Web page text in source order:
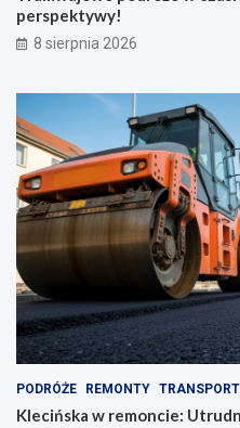
r
a
d
n
y
m
p
l
e
c
a
k
e
m
p
e
e
k
t
y
w
y
!
perspektywy!
8 sierpnia 2026
PODRÓŻE REMONTY TRANSPORT
Klecińska w remoncie: